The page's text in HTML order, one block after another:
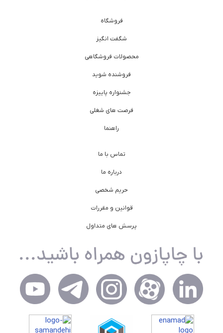
فروشگاه
شگفت انگیز
محصولات فروشگاهی
فروشنده شوید
جشنواره پاییزه
فرصت های شغلی
راهنما
تماس با ما
درباره ما
حریم شخصی
قوانین و مقررات
پرسش های متداول